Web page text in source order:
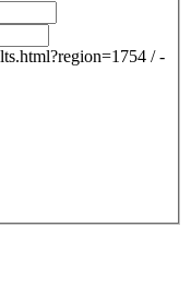
/ -